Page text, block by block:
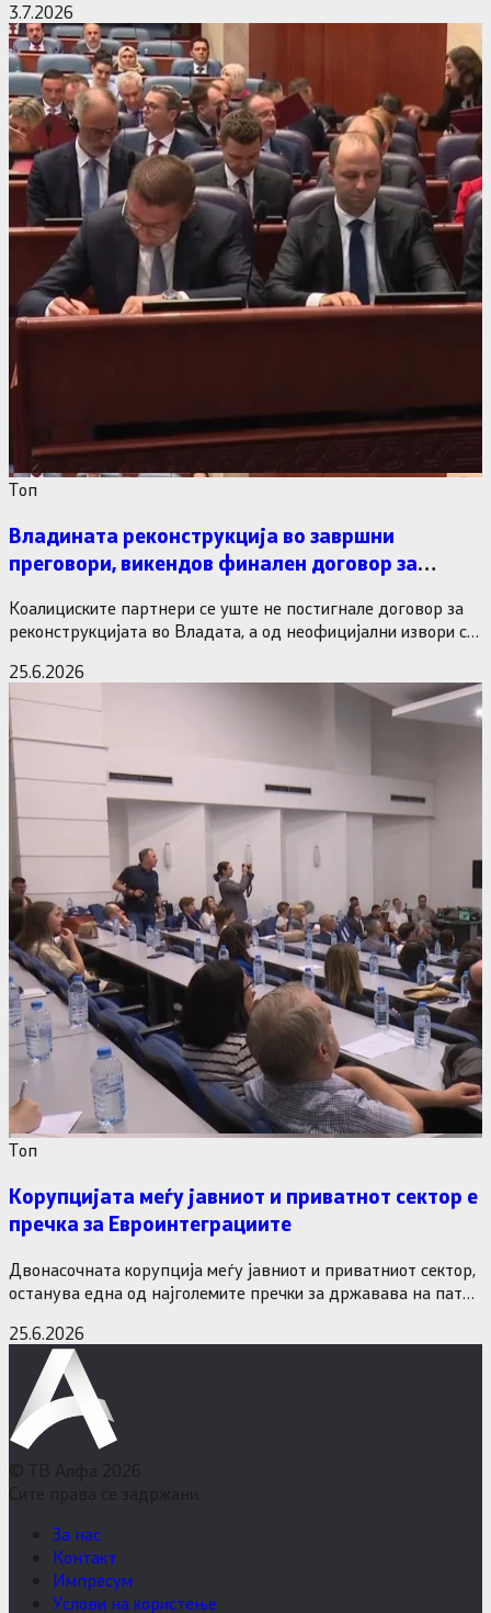
3.7.2026
Tоп
Владината реконструкција во завршни
преговори, викендов финален договор за
Коалициските партнери се уште не постигнале договор за
реконструкцијата во Владата, а од неофицијални извори се
25.6.2026
Tоп
Корупцијата меѓу јавниот и приватнот сектор е
пречка за Евроинтеграциите
Двонасочната корупција меѓу јавниот и приватниот сектор,
останува една од најголемите пречки за државава на патот
25.6.2026
© ТВ Алфа 2026
Сите права се задржани.
За нас
Контакт
Импресум
Услови на користење